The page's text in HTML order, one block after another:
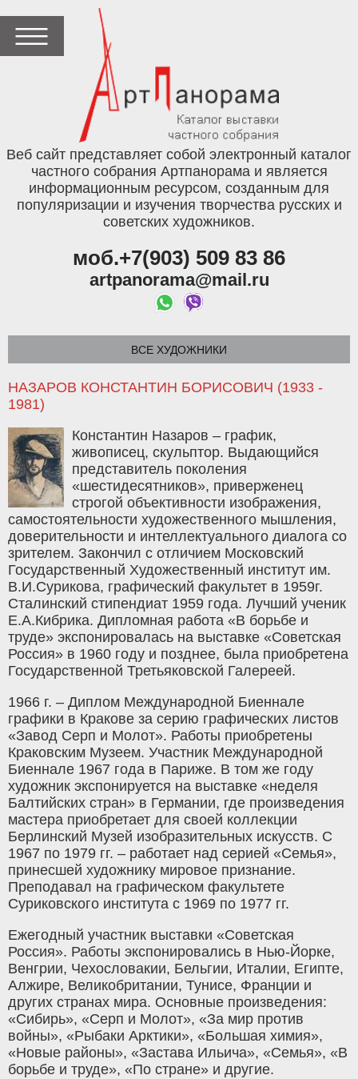
Веб сайт представляет собой электронный каталог
частного собрания Артпанорама и является
информационным ресурсом, созданным для
популяризации и изучения творчества русских и
советских художников.
моб.+7(903) 509 83 86
artpanorama@mail.ru
ВСЕ ХУДОЖНИКИ
НАЗАРОВ КОНСТАНТИН БОРИСОВИЧ (1933 -
1981)
Константин Назаров – график,
живописец, скульптор. Выдающийся
представитель поколения
«шестидесятников», приверженец
строгой объективности изображения,
самостоятельности художественного мышления,
доверительности и интеллектуального диалога со
зрителем. Закончил с отличием Московский
Государственный Художественный институт им.
В.И.Сурикова, графический факультет в 1959г.
Сталинский стипендиат 1959 года. Лучший ученик
Е.А.Кибрика. Дипломная работа «В борьбе и
труде» экспонировалась на выставке «Советская
Россия» в 1960 году и позднее, была приобретена
Государственной Третьяковской Галереей.
1966 г. – Диплом Международной Биеннале
графики в Кракове за серию графических листов
«Завод Серп и Молот». Работы приобретены
Краковским Музеем. Участник Международной
Биеннале 1967 года в Париже. В том же году
художник экспонируется на выставке «неделя
Балтийских стран» в Германии, где произведения
мастера приобретает для своей коллекции
Берлинский Музей изобразительных искусств. С
1967 по 1979 гг. – работает над серией «Семья»,
принесшей художнику мировое признание.
Преподавал на графическом факультете
Суриковского института с 1969 по 1977 гг.
Ежегодный участник выставки «Советская
Россия». Работы экспонировались в Нью-Йорке,
Венгрии, Чехословакии, Бельгии, Италии, Египте,
Алжире, Великобритании, Тунисе, Франции и
других странах мира. Основные произведения:
«Сибирь», «Серп и Молот», «За мир против
войны», «Рыбаки Арктики», «Большая химия»,
«Новые районы», «Застава Ильича», «Семья», «В
борьбе и труде», «По стране» и другие.